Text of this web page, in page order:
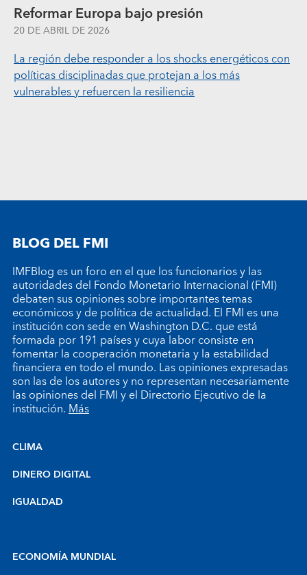
Reformar Europa bajo presión
20 DE ABRIL DE 2026
La región debe responder a los shocks energéticos con
políticas disciplinadas que protejan a los más
vulnerables y refuercen la resiliencia
BLOG DEL FMI
IMFBlog es un foro en el que los funcionarios y las
autoridades del Fondo Monetario Internacional (FMI)
debaten sus opiniones sobre importantes temas
económicos y de política de actualidad. El FMI es una
institución con sede en Washington D.C. que está
formada por 191 países y cuya labor consiste en
fomentar la cooperación monetaria y la estabilidad
financiera en todo el mundo. Las opiniones expresadas
son las de los autores y no representan necesariamente
las opiniones del FMI y el Directorio Ejecutivo de la
institución.Más
CLIMA
DINERO DIGITAL
IGUALDAD
ECONOMÍA MUNDIAL